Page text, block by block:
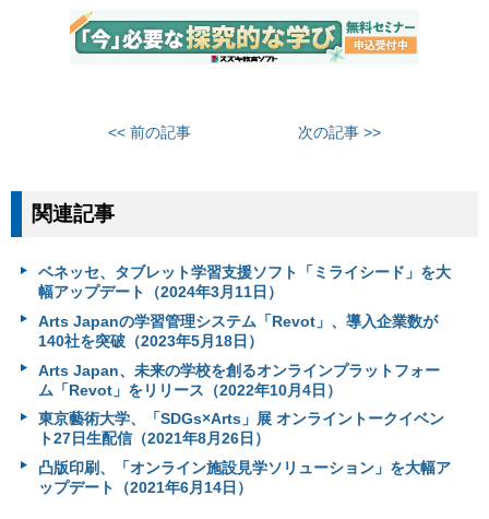
<< 前の記事 次の記事 >>
関連記事
ベネッセ、タブレット学習支援ソフト「ミライシード」を大
幅アップデート（2024年3月11日）
Arts Japanの学習管理システム「Revot」、導入企業数が
140社を突破（2023年5月18日）
Arts Japan、未来の学校を創るオンラインプラットフォー
ム「Revot」をリリース（2022年10月4日）
東京藝術大学、「SDGs×Arts」展 オンライントークイベン
ト27日生配信（2021年8月26日）
凸版印刷、「オンライン施設見学ソリューション」を大幅ア
ップデート（2021年6月14日）